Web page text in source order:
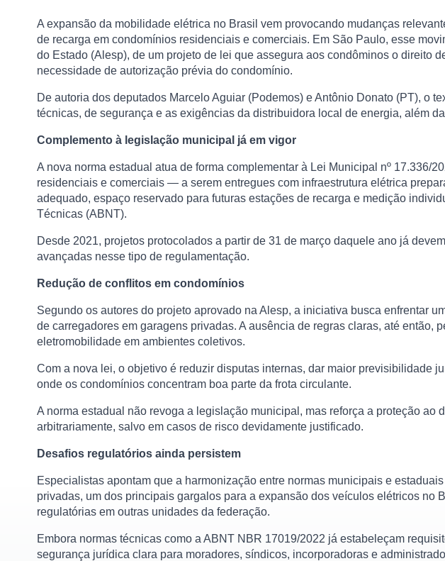
A expansão da mobilidade elétrica no Brasil vem provocando mudanças
de recarga em condomínios residenciais e comerciais. Em São Paulo, esse
do Estado (Alesp), de um projeto de lei que assegura aos condôminos o direito
necessidade de autorização prévia do condomínio.
De autoria dos deputados Marcelo Aguiar (Podemos) e Antônio Donato (PT), o
técnicas, de segurança e as exigências da distribuidora local de energia, além
Complemento à legislação municipal já em vigor
A nova norma estadual atua de forma complementar à Lei Municipal nº
residenciais e comerciais — a serem entregues com infraestrutura elétrica
adequado, espaço reservado para futuras estações de recarga e medição
Técnicas (ABNT).
Desde 2021, projetos protocolados a partir de 31 de março daquele ano já
avançadas nesse tipo de regulamentação.
Redução de conflitos em condomínios
Segundo os autores do projeto aprovado na Alesp, a iniciativa busca enfrentar
de carregadores em garagens privadas. A ausência de regras claras, até
eletromobilidade em ambientes coletivos.
Com a nova lei, o objetivo é reduzir disputas internas, dar maior previsibilidade
onde os condomínios concentram boa parte da frota circulante.
A norma estadual não revoga a legislação municipal, mas reforça a proteção
arbitrariamente, salvo em casos de risco devidamente justificado.
Desafios regulatórios ainda persistem
Especialistas apontam que a harmonização entre normas municipais e
privadas, um dos principais gargalos para a expansão dos veículos elétricos
regulatórias em outras unidades da federação.
Embora normas técnicas como a ABNT NBR 17019/2022 já estabeleçam
segurança jurídica clara para moradores, síndicos, incorporadoras e